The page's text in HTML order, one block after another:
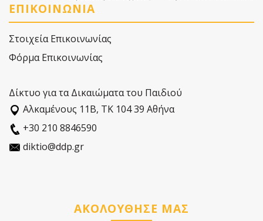
ΕΠΙΚΟΙΝΩΝΙΑ
Στοιχεία Επικοινωνίας
Φόρμα Επικοινωνίας
Δίκτυο για τα Δικαιώματα του Παιδιού
Αλκαµένους 11Β, ΤΚ 104 39 Αθήνα
+30 210 8846590
diktio@ddp.gr
ΑΚΟΛΟΥΘΗΣΕ ΜΑΣ